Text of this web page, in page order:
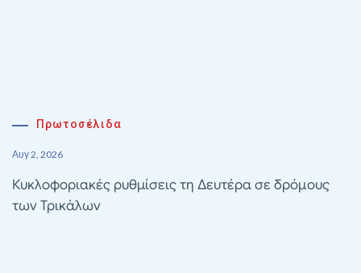
Πρωτοσέλιδα
Αυγ 2, 2026
Κυκλοφοριακές ρυθμίσεις τη Δευτέρα σε δρόμους
των Τρικάλων